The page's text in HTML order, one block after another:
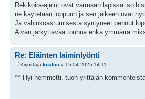
Rekikoira-ajelut ovat varmaan lapissa iso
ne käytetään loppuun ja sen jälkeen ovat
Ja vahinkoastumisesta syntyneet pennut
Aivan järkyttävää touhua enkä ymmärrä
Re: Eläinten laiminlyönti
Kirjoittaja kualcc » 15.04.2025 14:11
^^ Hyi hemmetti, tuon yrittäjän